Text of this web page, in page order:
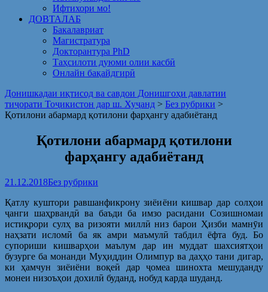
Ифтихори мо!
ДОВТАЛАБ
Бакалавриат
Магистратура
Докторантура PhD
Таҳсилоти дуюми олии касбӣ
Онлайн бақайдгирӣ
Донишкадаи иқтисод ва савдои Донишгоҳи давлатии
тиҷорати Тоҷикистон дар ш. Хуҷанд > Без рубрики >
Қотилони абармард қотилони фарҳангу адабиётанд
Қотилони абармард қотилони
фарҳангу адабиётанд
21.12.2018Без рубрики
Қатлу куштори равшанфикрону зиёиёни кишвар дар солҳои
ҷанги шаҳрвандӣ ва баъди ба имзо расидани Созишномаи
истиқрори сулҳ ва ризояти миллӣ низ барои Ҳизби мамнӯи
наҳзати исломӣ ба як амри маъмулӣ табдил ёфта буд. Бо
супориши кишварҳои маълум дар ин муддат шахсиятҳои
бузурге ба монанди Муҳиддин Олимпур ва даҳҳо тани дигар,
ки ҳамчун зиёиёни воқеӣ дар ҷомеа шинохта мешуданду
монеи низоъҳои дохилӣ буданд, нобуд карда шуданд.